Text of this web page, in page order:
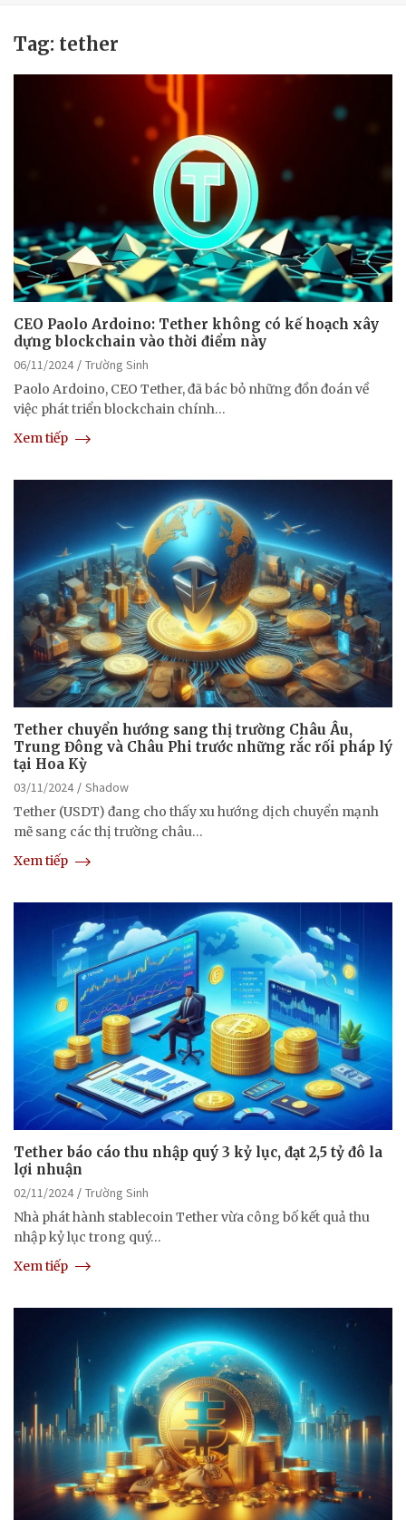
Tag: tether
CEO Paolo Ardoino: Tether không có kế hoạch xây
dựng blockchain vào thời điểm này
06/11/2024
Trường Sinh
Paolo Ardoino, CEO Tether, đã bác bỏ những đồn đoán về
việc phát triển blockchain chính…
Xem tiếp
Tether chuyển hướng sang thị trường Châu Âu,
Trung Đông và Châu Phi trước những rắc rối pháp lý
tại Hoa Kỳ
03/11/2024
Shadow
Tether (USDT) đang cho thấy xu hướng dịch chuyển mạnh
mẽ sang các thị trường châu…
Xem tiếp
Tether báo cáo thu nhập quý 3 kỷ lục, đạt 2,5 tỷ đô la
lợi nhuận
02/11/2024
Trường Sinh
Nhà phát hành stablecoin Tether vừa công bố kết quả thu
nhập kỷ lục trong quý…
Xem tiếp